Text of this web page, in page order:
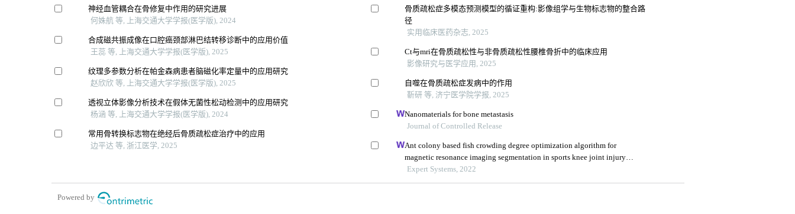
神经血管耦合在骨修复中作用的研究进展
何姝航 等, 上海交通大学学报(医学版), 2024
合成磁共振成像在口腔癌颈部淋巴结转移诊断中的应用价值
王蕊 等, 上海交通大学学报(医学版), 2025
纹理多参数分析在帕金森病患者脑磁化率定量中的应用研究
赵欣欣 等, 上海交通大学学报(医学版), 2025
透视立体影像分析技术在假体无菌性松动检测中的应用研究
杨涵 等, 上海交通大学学报(医学版), 2024
常用骨转换标志物在绝经后骨质疏松症治疗中的应用
边平达 等, 浙江医学, 2025
骨质疏松症多模态预测模型的循证重构:影像组学与生物标志物的整合路
径
实用临床医药杂志, 2025
Ct与mri在骨质疏松性与非骨质疏松性腰椎骨折中的临床应用
影像研究与医学应用, 2025
自噬在骨质疏松症发病中的作用
靳研 等, 济宁医学院学报, 2025
Nanomaterials for bone metastasis
Journal of Controlled Release
Ant colony based fish crowding degree optimization algorithm for
magnetic resonance imaging segmentation in sports knee joint injury
assessment
Expert Systems, 2022
Powered by